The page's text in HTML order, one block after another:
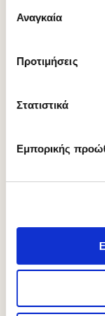
συγκατάθεσης
Αναγκαία
Προτιμήσεις
Στατιστικά
Εμπορικής
Μια ισορροπημένη
οργανισμού μας,
αλλά και ποια είναι
μας, ώστε να
Λιπαρά και